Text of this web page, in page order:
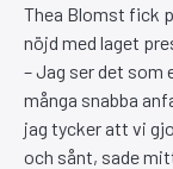
Thea Blomst fick
nöjd med laget
– Jag ser det som
många snabba
jag tycker att vi
och sånt, sade